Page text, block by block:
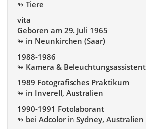
↬ Tiere
vita
Geboren am 29. Juli 1965
↬ in Neunkirchen (Saar)
1988-1986
↬ Kamera & Beleuchtungsassistent
1989 Fotografisches Praktikum
↬ in Inverell, Australien
1990-1991 Fotolaborant
↬ bei Adcolor in Sydney, Australien